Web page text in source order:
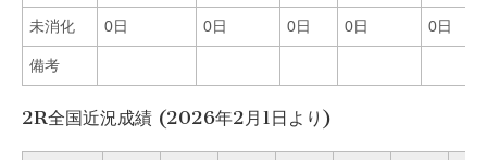
未消化 0日 0日 0日 0日 0日
備考
2R全国近況成績 (2026年2月1日より)